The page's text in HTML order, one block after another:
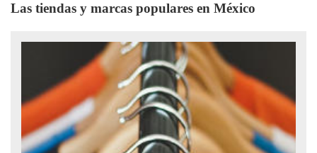
Las tiendas y marcas populares en México